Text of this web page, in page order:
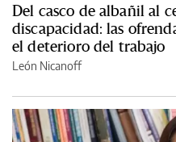
Del casco de albañil al
discapacidad: las
el deterioro del trabajo
León Nicanoff